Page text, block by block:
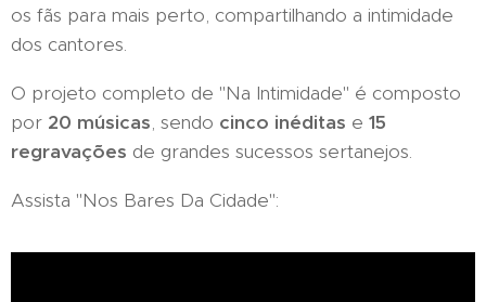
os fãs para mais perto, compartilhando a intimidade
dos cantores.
O projeto completo de "Na Intimidade" é composto
por 20 músicas, sendo cinco inéditas e 15
regravações de grandes sucessos sertanejos.
Assista "Nos Bares Da Cidade":